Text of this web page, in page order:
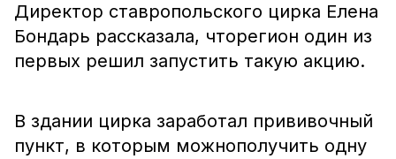
Директор ставропольского цирка Елена
Бондарь рассказала, чторегион один из
первых решил запустить такую акцию.
В здании цирка заработал прививочный
пункт, в которым можнополучить одну